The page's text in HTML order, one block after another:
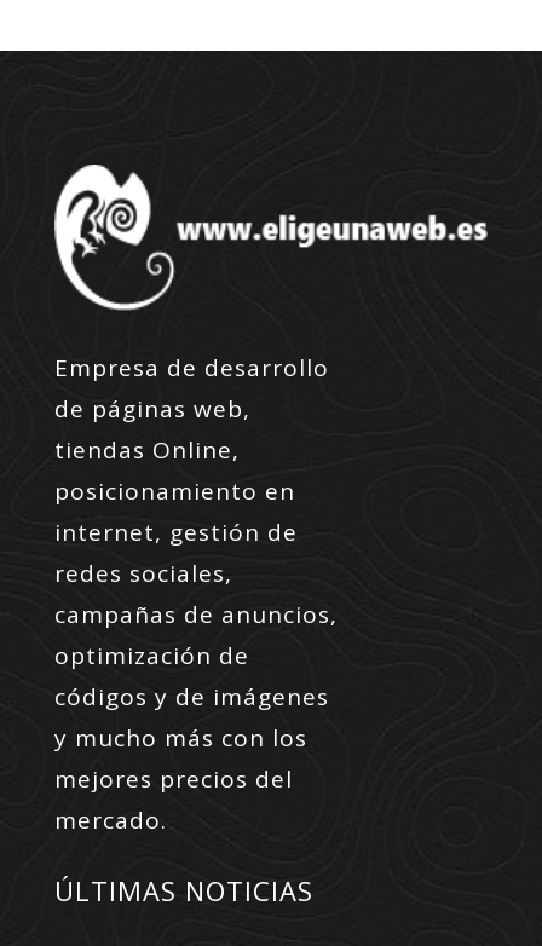
Empresa de desarrollo
de páginas web,
tiendas Online,
posicionamiento en
internet, gestión de
redes sociales,
campañas de anuncios,
optimización de
códigos y de imágenes
y mucho más con los
mejores precios del
mercado.
ÚLTIMAS NOTICIAS